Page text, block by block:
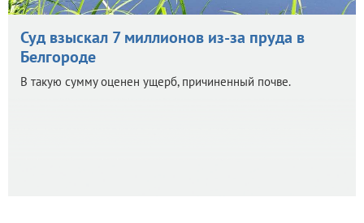
Суд взыскал 7 миллионов из-за пруда в
Белгороде
В такую сумму оценен ущерб, причиненный почве.